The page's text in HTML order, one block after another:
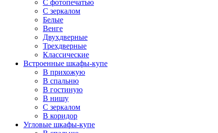
С фотопечатью
С зеркалом
Белые
Венге
Двухдверные
Трехдверные
Классические
Встроенные шкафы-купе
В прихожую
В спальню
В гостиную
В нишу
С зеркалом
В коридор
Угловые шкафы-купе